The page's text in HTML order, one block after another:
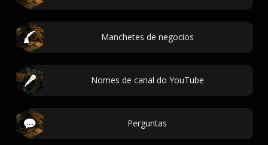
Manchetes de negocios
Nomes de canal do YouTube
Perguntas